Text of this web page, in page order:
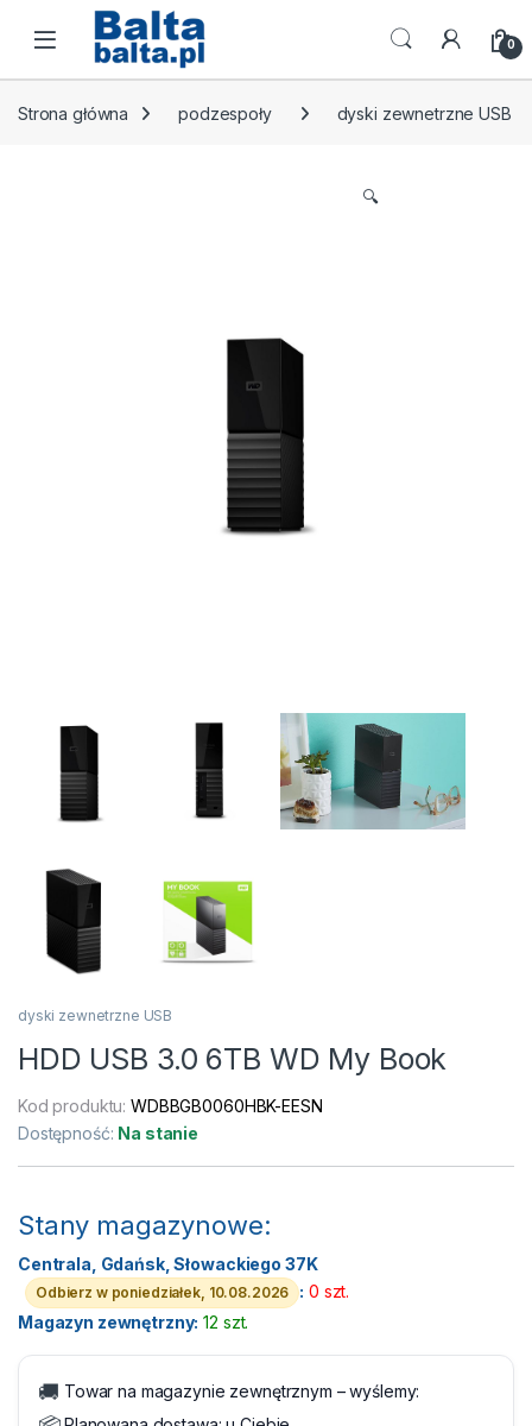
Skip to navigation
Skip to content
Open 0
Strona główna podzespoły dyski zewnetrzne USB
🔍
dyski zewnetrzne USB
HDD USB 3.0 6TB WD My Book
Kod produktu:WDBBGB0060HBK-EESN
Dostępność: Na stanie
Stany magazynowe:
Centrala, Gdańsk, Słowackiego 37K
Odbierz w poniedziałek, 10.08.2026 : 0 szt.
Magazyn zewnętrzny: 12 szt.
🚚 Towar na magazynie zewnętrznym – wyślemy: